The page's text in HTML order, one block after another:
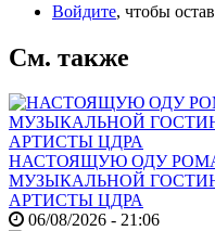
Войдите, чтобы
См. также
НАСТОЯЩУЮ ОДУ
МУЗЫКАЛЬНОЙ
АРТИСТЫ ЦДРА
06/08/2026 - 21:06